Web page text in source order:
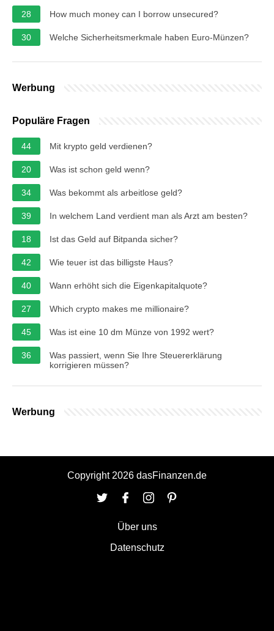
28 How much money can I borrow unsecured?
30 Welche Sicherheitsmerkmale haben Euro-Münzen?
Werbung
Populäre Fragen
44 Mit krypto geld verdienen?
20 Was ist schon geld wenn?
34 Was bekommt als arbeitlose geld?
39 In welchem Land verdient man als Arzt am besten?
18 Ist das Geld auf Bitpanda sicher?
42 Wie teuer ist das billigste Haus?
40 Wann erhöht sich die Eigenkapitalquote?
27 Which crypto makes me millionaire?
45 Was ist eine 10 dm Münze von 1992 wert?
36
Was passiert, wenn Sie Ihre Steuererklärung
korrigieren müssen?
Werbung
Copyright 2026 dasFinanzen.de
Über uns
Datenschutz